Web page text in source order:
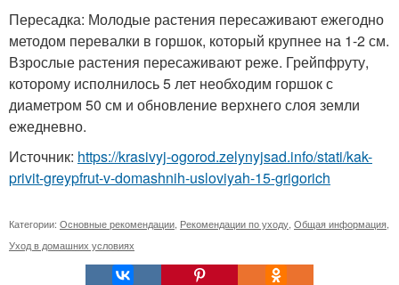
Пересадка: Молодые растения пересаживают ежегодно
методом перевалки в горшок, который крупнее на 1-2 см.
Взрослые растения пересаживают реже. Грейпфруту,
которому исполнилось 5 лет необходим горшок с
диаметром 50 см и обновление верхнего слоя земли
ежедневно.
Источник: https://krasivyj-ogorod.zelynyjsad.info/stati/kak-
privit-greypfrut-v-domashnih-usloviyah-15-grigorich
Категории: Основные рекомендации Рекомендации по уходу Общая информация
Уход в домашних условиях